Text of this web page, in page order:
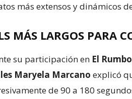
más extensos y dinámicos
MÁS LARGOS PARA
su participación en El
Maryela Marcano explicó
de 90 a 180